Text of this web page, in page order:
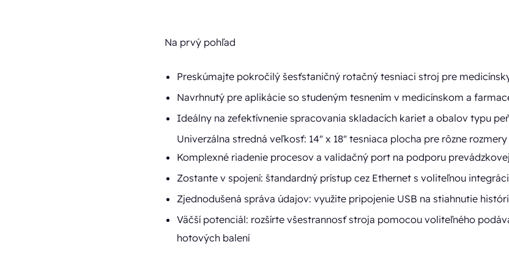
Na prvý pohľad
Preskúmajte pokročilý šesťstaničný rotačný tesniaci stroj pre
Navrhnutý pre aplikácie so studeným tesnením v medicínskom a
Ideálny na zefektívnenie spracovania skladacích kariet a obalov typu
Univerzálna stredná veľkosť: 14" x 18" tesniaca plocha pre rôzne
Komplexné riadenie procesov a validačný port na podporu
Zostante v spojení: štandardný prístup cez Ethernet s voliteľnou
Zjednodušená správa údajov: využite pripojenie USB na stiahnutie
Väčší potenciál: rozšírte všestrannosť stroja pomocou voliteľného
hotových balení